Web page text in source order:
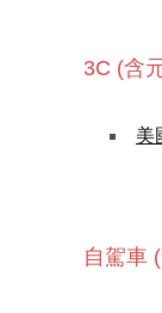
3C (含
美
自駕車